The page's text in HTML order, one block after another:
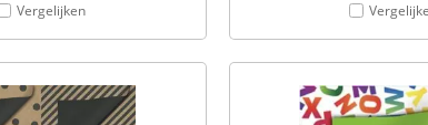
Vergelijken